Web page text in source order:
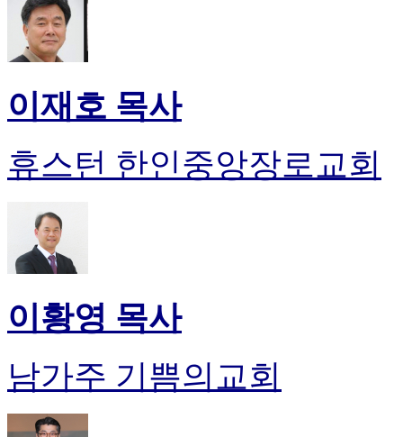
이재호 목사
휴스턴 한인중앙장로교회
이황영 목사
남가주 기쁨의교회